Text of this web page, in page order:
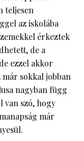
teljesen
az iskolába
érkeztek
de a
ezzel akkor
sokkal jobban
nagyban függ
van szó, hogy
már